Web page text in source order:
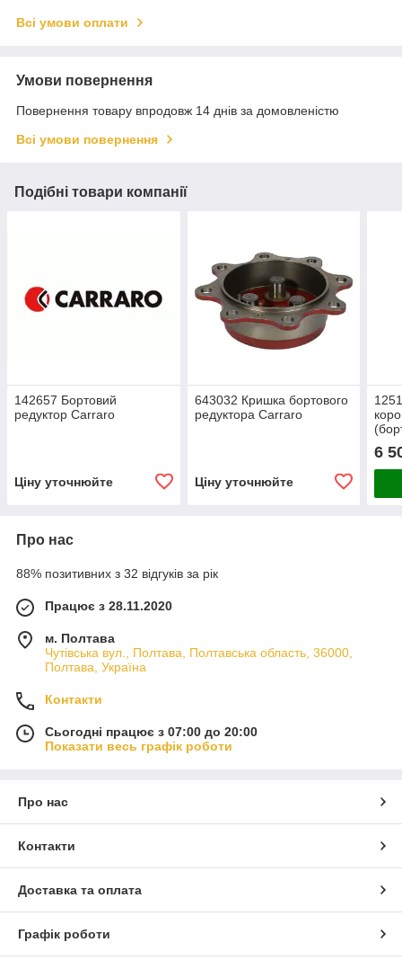
Всі умови оплати
Умови повернення
Повернення товару впродовж 14 днів за домовленістю
Всі умови повернення
Подібні товари компанії
142657 Бортовий
редуктор Carraro
Ціну уточнюйте
643032 Кришка бортового
редуктора Carraro
Ціну уточнюйте
6
Про нас
88% позитивних з 32 відгуків за рік
Працює з 28.11.2020
м. Полтава
Чутівська вул., Полтава, Полтавська область, 36000,
Полтава, Україна
Контакти
Сьогодні працює з 07:00 до 20:00
Показати весь графік роботи
Про нас
Контакти
Доставка та оплата
Графік роботи